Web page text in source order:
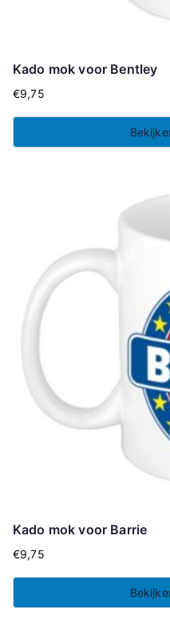
Kado mok voor Bentley
€9,75
Kado mok voor Barrie
€9,75